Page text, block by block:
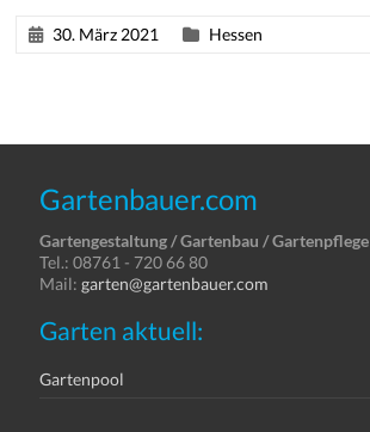
30. März 2021 Hessen
Gartenbauer.com
Gartengestaltung / Gartenbau / Gartenpflege
Tel.: 08761 - 720 66 80
Mail:garten@gartenbauer.com
Garten aktuell:
Gartenpool